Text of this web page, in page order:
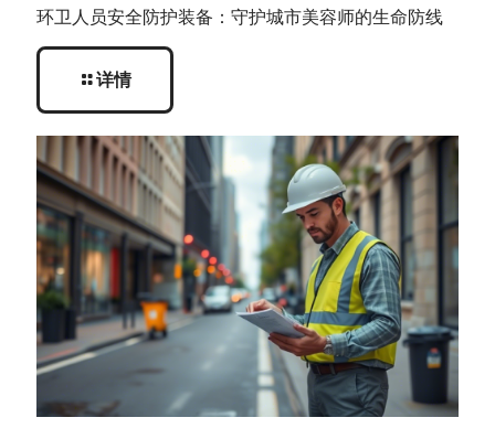
环卫人员安全防护装备：守护城市美容师的生命防线
详情